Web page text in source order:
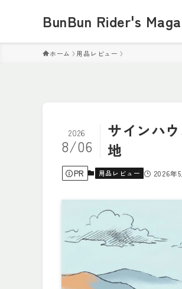
BunBun Rider's
ホーム 用品レビュー
サインハ
地
2026
8/06
PR 用品レビュー 2026年